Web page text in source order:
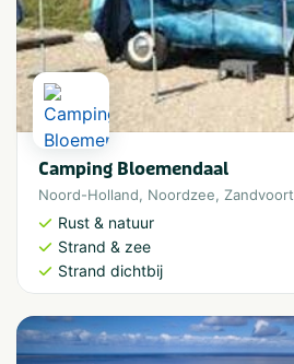
Camping Bloemendaal
Noord-Holland, Noordzee, Zandvoort
Rust & natuur
Strand & zee
Strand dichtbij